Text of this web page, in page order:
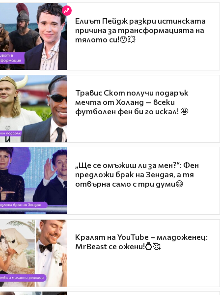
Елиът Пейдж разкри истинската
причина за трансформацията на
тялото си!😯💥
Травис Скот получи подарък
мечта от Холанд — всеки
футболен фен би го искал! 🤩
„Ще се омъжиш ли за мен?“: Фен
предложи брак на Зендая, а тя
отвърна само с три думи😅
Кралят на YouTube – младоженец:
MrBeast се ожени!💍🥰